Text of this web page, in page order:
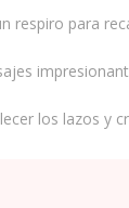
respiro para
los lazos y